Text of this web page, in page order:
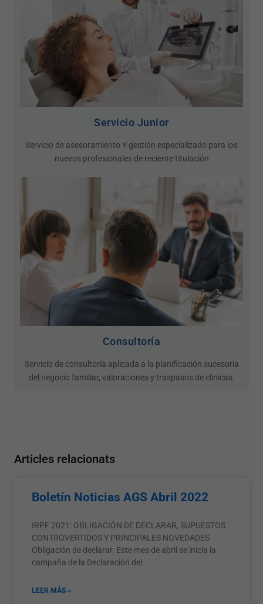
Servicio Junior
Servicio de asesoramiento Y gestión especializado para los
nuevos profesionales de reciente titulación
Consultoría
Servicio de consultoría aplicada a la planificación sucesoria
del negocio familiar, valoraciones y traspasos de clínicas.
Articles relacionats
Boletín Noticias AGS Abril 2022
IRPF 2021: OBLIGACIÓN DE DECLARAR, SUPUESTOS
CONTROVERTIDOS Y PRINCIPALES NOVEDADES
Obligación de declarar. Este mes de abril se inicia la
campaña de la Declaración del
LEER MÁS »
cookies,
alguna
funcionalitat
desapareixerà
del lloc web.
Publicitàries
En compartir
interessos i
comportament
el nostre lloc,
augmenteu les
de veure
personalitzats.